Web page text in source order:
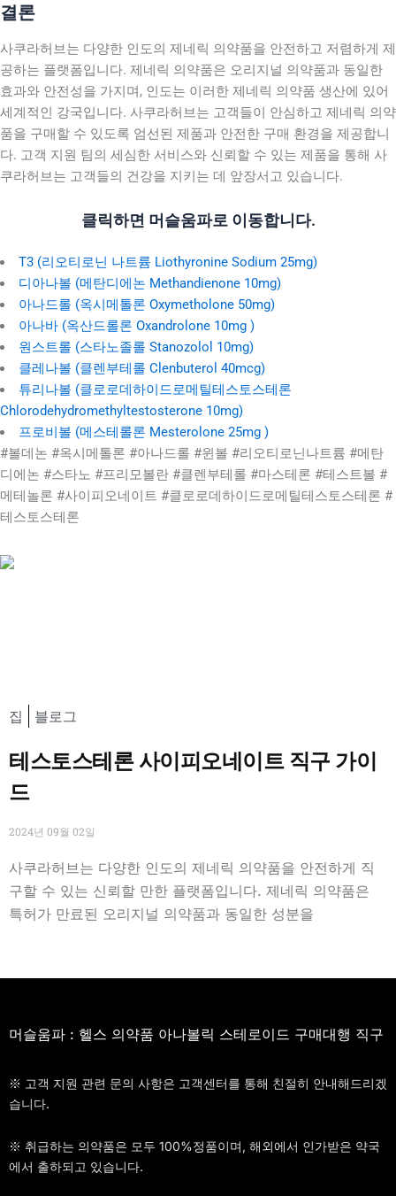
결론
사쿠라허브는 다양한 인도의 제네릭 의약품을 안전하고 저렴하게 제
공하는 플랫폼입니다. 제네릭 의약품은 오리지널 의약품과 동일한
효과와 안전성을 가지며, 인도는 이러한 제네릭 의약품 생산에 있어
세계적인 강국입니다. 사쿠라허브는 고객들이 안심하고 제네릭 의약
품을 구매할 수 있도록 엄선된 제품과 안전한 구매 환경을 제공합니
다. 고객 지원 팀의 세심한 서비스와 신뢰할 수 있는 제품을 통해 사
쿠라허브는 고객들의 건강을 지키는 데 앞장서고 있습니다.
클릭하면 머슬움파로 이동합니다.
T3 (리오티로닌 나트륨 Liothyronine Sodium 25mg)
디아나볼 (메탄디에논 Methandienone 10mg)
아나드롤 (옥시메톨론 Oxymetholone 50mg)
아나바 (옥산드롤론 Oxandrolone 10mg )
원스트롤 (스타노졸롤 Stanozolol 10mg)
클레나볼 (클렌부테롤 Clenbuterol 40mcg)
튜리나볼 (클로로데하이드로메틸테스토스테론
Chlorodehydromethyltestosterone 10mg)
프로비볼 (메스테롤론 Mesterolone 25mg )
#볼데논 #옥시메톨론 #아나드롤 #윈볼 #리오티로닌나트륨 #메탄
디에논 #스타노 #프리모볼란 #클렌부테롤 #마스테론 #테스트볼 #
메테놀론 #사이피오네이트 #클로로데하이드로메틸테스토스테론 #
테스토스테론
집 블로그
테스토스테론 사이피오네이트 직구 가이
드
2024년 09월 02일
사쿠라허브는 다양한 인도의 제네릭 의약품을 안전하게 직
구할 수 있는 신뢰할 만한 플랫폼입니다. 제네릭 의약품은
특허가 만료된 오리지널 의약품과 동일한 성분을
머슬움파 : 헬스 의약품 아나볼릭 스테로이드 구매대행 직구
※ 고객 지원 관련 문의 사항은 고객센터를 통해 친절히 안내해드리겠
습니다.
※ 취급하는 의약품은 모두 100%정품이며, 해외에서 인가받은 약국
에서 출하되고 있습니다.